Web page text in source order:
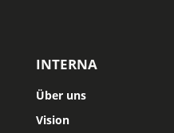
INTERNA
Über uns
Vision